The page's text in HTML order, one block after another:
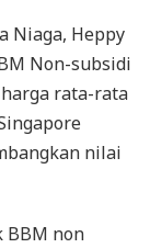
Niaga, Heppy
Non-subsidi
rata-rata
nilai
BBM non